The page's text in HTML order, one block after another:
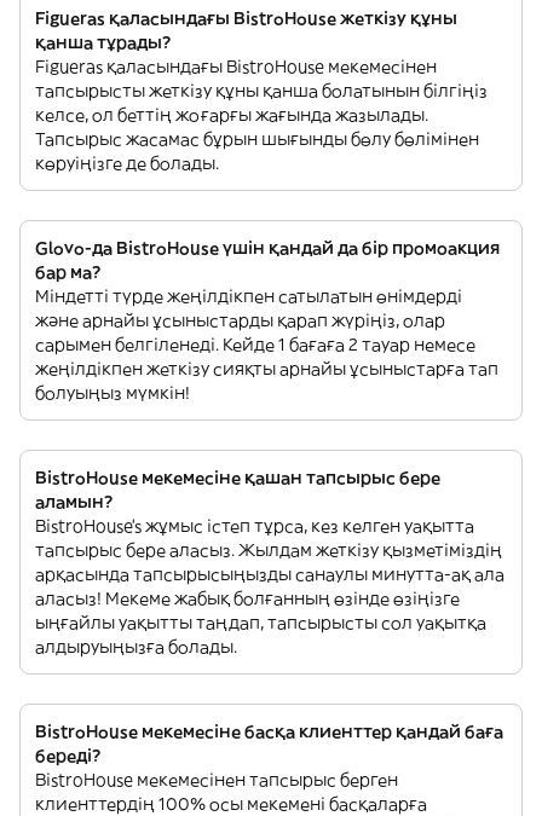
Figueras қаласындағы BistroHouse жеткізу құны
қанша тұрады?
Figueras қаласындағы BistroHouse мекемесінен
тапсырысты жеткізу құны қанша болатынын білгіңіз
келсе, ол беттің жоғарғы жағында жазылады.
Тапсырыс жасамас бұрын шығынды бөлу бөлімінен
көруіңізге де болады.
Glovo-да BistroHouse үшін қандай да бір промоакция
бар ма?
Міндетті түрде жеңілдікпен сатылатын өнімдерді
және арнайы ұсыныстарды қарап жүріңіз, олар
сарымен белгіленеді. Кейде 1 бағаға 2 тауар немесе
жеңілдікпен жеткізу сияқты арнайы ұсыныстарға тап
болуыңыз мүмкін!
BistroHouse мекемесіне қашан тапсырыс бере
аламын?
BistroHouse’s жұмыс істеп тұрса, кез келген уақытта
тапсырыс бере аласыз. Жылдам жеткізу қызметіміздің
арқасында тапсырысыңызды санаулы минутта-ақ ала
аласыз! Мекеме жабық болғанның өзінде өзіңізге
ыңғайлы уақытты таңдап, тапсырысты сол уақытқа
алдыруыңызға болады.
BistroHouse мекемесіне басқа клиенттер қандай баға
береді?
BistroHouse мекемесінен тапсырыс берген
клиенттердің 100% осы мекемені басқаларға